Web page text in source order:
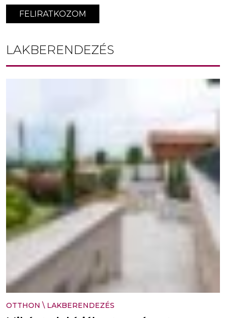
FELIRATKOZOM
LAKBERENDEZÉS
OTTHON \ LAKBERENDEZÉS